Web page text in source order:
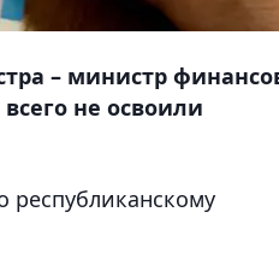
– министр
не освоили
республиканскому